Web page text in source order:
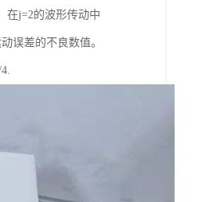
在j=2的波形传动中
误差的不良数值。